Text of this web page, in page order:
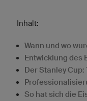
Inhalt:
Wann und wo
Entwicklung des
Der Stanley Cup:
So hat sich die